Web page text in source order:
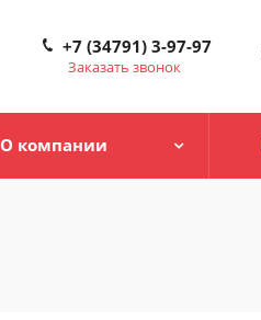
+7 (34791) 3-97-97
Заказать звонок
О компании